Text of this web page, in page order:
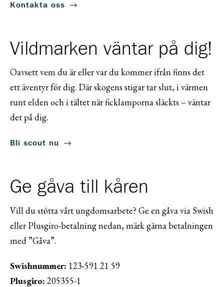
Kontakta oss
Vildmarken väntar på dig!
Oavsett vem du är eller var du kommer ifrån finns det
ett äventyr för dig. Där skogens stigar tar slut, i värmen
runt elden och i tältet när ficklamporna släckts – väntar
det på dig.
Bli scout nu
Ge gåva till kåren
Vill du stötta vårt ungdomsarbete? Ge en gåva via Swish
eller Plusgiro-betalning nedan, märk gärna betalningen
med ”Gåva”.
Swishnummer: 123-591 21 59
Plusgiro: 205355-1